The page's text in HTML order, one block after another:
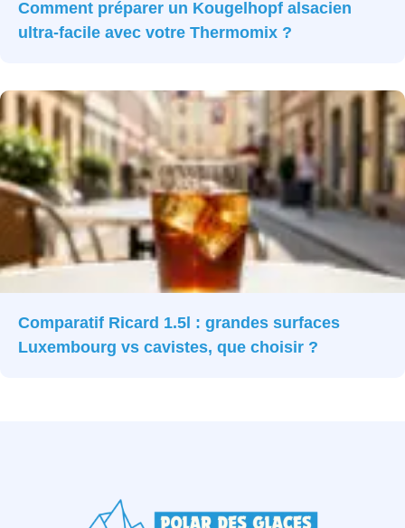
Comment préparer un Kougelhopf alsacien
ultra-facile avec votre Thermomix ?
Comparatif Ricard 1.5l : grandes surfaces
Luxembourg vs cavistes, que choisir ?